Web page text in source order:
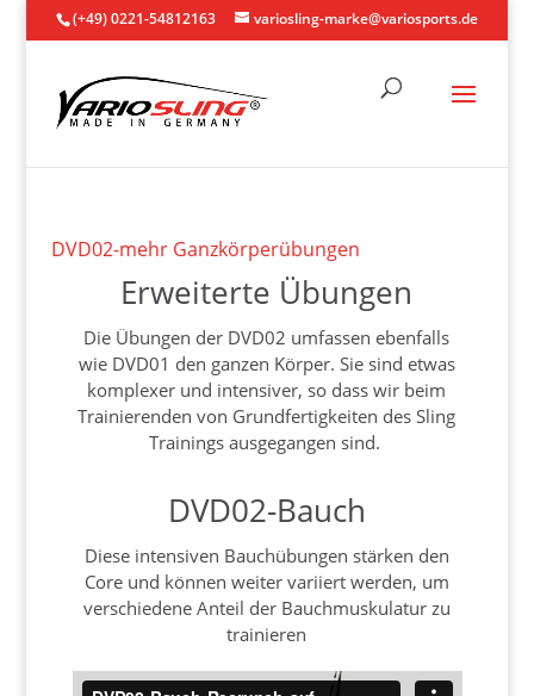
(+49) 0221-54812163 variosling-marke@variosports.de
DVD02-mehr Ganzkörperübungen
Erweiterte Übungen
Die Übungen der DVD02 umfassen ebenfalls
wie DVD01 den ganzen Körper. Sie sind etwas
komplexer und intensiver, so dass wir beim
Trainierenden von Grundfertigkeiten des Sling
Trainings ausgegangen sind.
DVD02-Bauch
Diese intensiven Bauchübungen stärken den
Core und können weiter variiert werden, um
verschiedene Anteil der Bauchmuskulatur zu
trainieren